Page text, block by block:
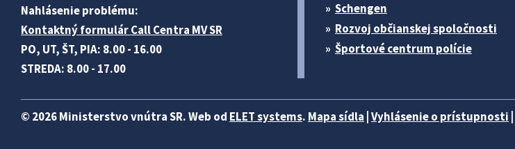
Nahlásenie problému:
Kontaktný formulár Call Centra MV SR
PO, UT, ŠT, PIA: 8.00 - 16.00
STREDA: 8.00 - 17.00
Schengen
Rozvoj občianskej spoločnosti
Športové centrum polície
© 2026 Ministerstvo vnútra SR. Web od ELET systems. Mapa sídla Vyhlásenie o prístupnosti